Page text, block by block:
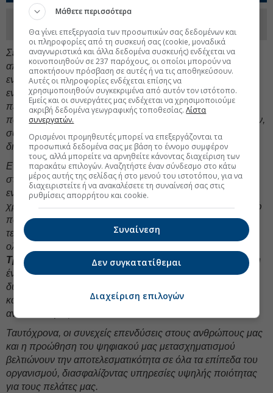
Ακολουθήστε τη σελίδα του
στο Linkedin
Σε επίπεδο κερδοφορίας, θα συμβάλει στην αύξηση της
απόδοσης ενσώματων ιδίων κεφαλαίων κατά>50 μ.β
ενισχύοντας τα κέρδη ανά μετοχή κατά +4%. Επιπλέον,
ενισχύει την ικανότητά μας να παρέχουμε βελτιωμένες,
πελατοκεντρικές ασφαλιστικές λύσεις, διατηρώντας
παράλληλα ένα μοντέλο χαμηλών κεφαλαιακών απαιτήσεων,
συμβάλλοντας έτσι στη βιώσιμη αύξηση των κερδών και τη
δημιουργία μακροπρόθεσμης αξίας για τους μετόχους μας.
Εν μέσω αυξημένης γεωπολιτικής αβεβαιότητας, η
στρατηγική μας προτεραιότητα παραμένει σαφής: να
ενισχύσουμε τον ρόλο μας ως αξιόπιστου
χρηματοοικονομικού εταίρου της ελληνικής οικονομίας, ενώ
παράλληλα εξελισσόμαστε ως ένας προοδευτικός και
τεχνολογικά προηγμένος οργανισμός. Καθώς
ολοκληρώνουμε τη μετάβαση στο
Τραπεζικών Εργασιών , βρισκόμαστε σε πλεονεκτική θέση
έναντι άλλων ευρωπαϊκών τραπεζών, καθώς έχουμε τη
δυνατότητα για ταχύτερη ανάπτυξη καινοτόμων προϊόντων
και περαιτέρω ενίσχυση της λειτουργικής μας
ανθεκτικότητας.
Ταυτόχρονα, οι συνεχείς επενδύσεις στους ανθρώπους μας
και η προώθηση του ψηφιακού μας μετασχηματισμού
βελτιώνουν την αποτελεσματικότητα σε όλα τα επίπεδα του
οργανισμού, διασφαλίζοντας υπηρεσίες υψηλής ποιότητας
για τους πελάτες μας.
Μάθετε περισσότερα
Θα γίνει επεξεργασία των προσωπικών σας δεδομένων και
οι πληροφορίες από τη συσκευή σας (cookie, μοναδικά
αναγνωριστικά και άλλα δεδομένα συσκευής) ενδέχεται να
κοινοποιηθούν σε 237 παρόχους, οι οποίοι μπορούν να
αποκτήσουν πρόσβαση σε αυτές ή να τις αποθηκεύσουν.
Αυτές οι πληροφορίες ενδέχεται επίσης να
χρησιμοποιηθούν συγκεκριμένα από αυτόν τον ιστότοπο.
Εμείς και οι συνεργάτες μας ενδέχεται να χρησιμοποιούμε
ακριβή δεδομένα γεωγραφικής τοποθεσίας.Λίστα
συνεργατών.
Ορισμένοι προμηθευτές μπορεί να επεξεργάζονται τα
προσωπικά δεδομένα σας με βάση το έννομο συμφέρον
τους, αλλά μπορείτε να αρνηθείτε κάνοντας διαχείριση των
παρακάτω επιλογών. Αναζητήστε έναν σύνδεσμο στο κάτω
μέρος αυτής της σελίδας ή στο μενού του ιστοτόπου, για να
διαχειριστείτε ή να ανακαλέσετε τη συναίνεσή σας στις
ρυθμίσεις απορρήτου και cookie.
Συναίνεση
Δεν συγκατατίθεμαι
Διαχείριση επιλογών